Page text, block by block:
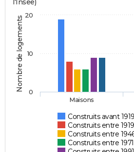
Nombre de logements
l'Insee)
Construits avant 1919
Construits entre
Construits entre
Construits entre
Maisons
0
10
20